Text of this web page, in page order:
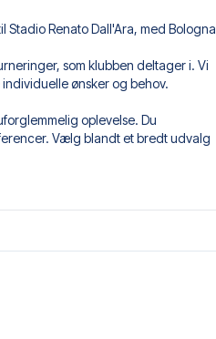
Renato Dall'Ara, med Bologna
som klubben deltager i. Vi
ønsker og behov.
oplevelse. Du
Vælg blandt et bredt udvalg
end selve billetten. Det kan
smag og ethvert budget. Fra
alternativer – vi har noget for
skal gøre er at vælge det hotel der